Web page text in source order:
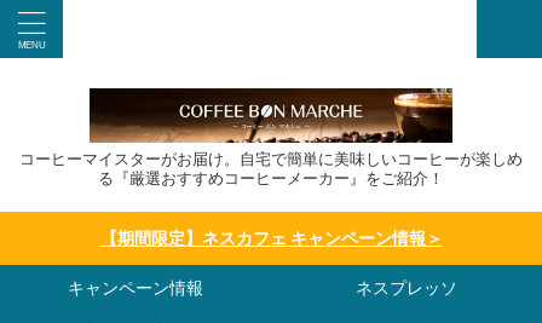
コーヒーマイスターがお届け。自宅で簡単に美味しいコーヒーが楽しめ
る『厳選おすすめコーヒーメーカー』をご紹介！
【期間限定】ネスカフェ キャンペーン情報＞
キャンペーン情報 ネスプレッソ